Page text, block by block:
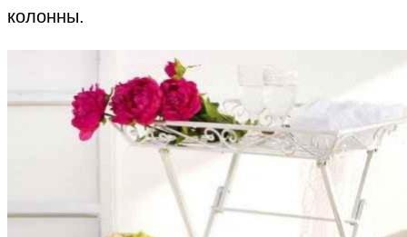
колонны.